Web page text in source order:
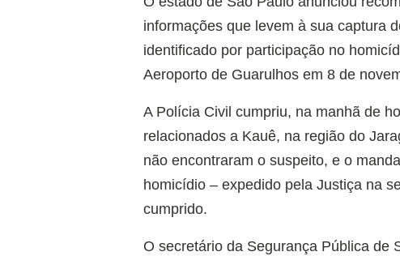
informações que levem à sua captura
identificado por participação no
Aeroporto de Guarulhos em 8 de
A Polícia Civil cumpriu, na manhã de
relacionados a Kauê, na região do
não encontraram o suspeito, e o
homicídio – expedido pela Justiça na
cumprido.
O secretário da Segurança Pública de